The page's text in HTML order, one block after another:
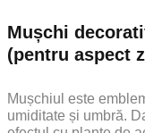
Mușchi
(pentru aspect
Mușchiul este
umiditate și umbră.